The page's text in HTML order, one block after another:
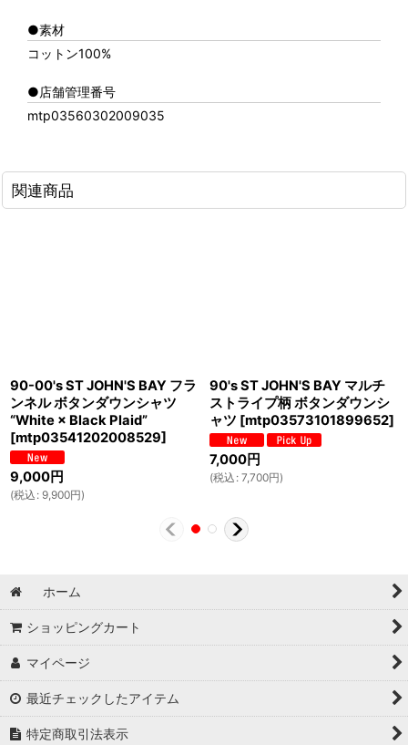
●素材
コットン100%
●店舗管理番号
mtp03560302009035
関連商品
90-00's ST JOHN'S BAY フラ
ンネル ボタンダウンシャツ
“White × Black Plaid”
[mtp03541202008529]
9,000円
(税込 : 9,900円)
90's ST JOHN'S BAY マルチ
ストライプ柄 ボタンダウンシ
ャツ [mtp03573101899652]
7,000円
(税込 : 7,700円)
ホーム
ショッピングカート
マイページ
最近チェックしたアイテム
特定商取引法表示